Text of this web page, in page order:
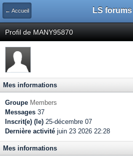
← Accueil LS forums
Profil de MANY95870
Mes informations
Groupe Members
Messages 37
Inscrit(e) (le) 25-décembre 07
Dernière activité juin 23 2026 22:28
Mes informations